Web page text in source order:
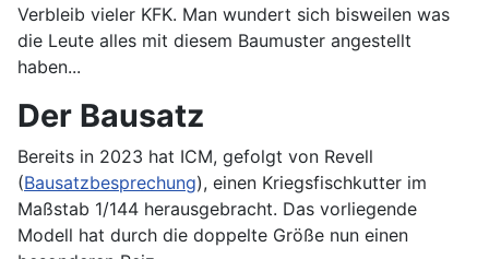
Verbleib vieler KFK. Man wundert sich bisweilen was
die Leute alles mit diesem Baumuster angestellt
haben...
Der Bausatz
Bereits in 2023 hat ICM, gefolgt von Revell
(Bausatzbesprechung), einen Kriegsfischkutter im
Maßstab 1/144 herausgebracht. Das vorliegende
Modell hat durch die doppelte Größe nun einen